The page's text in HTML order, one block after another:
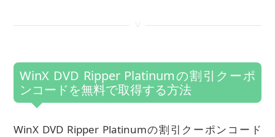
WinX DVD Ripper Platinumの割引クーポ
ンコードを無料で取得する方法
WinX DVD Ripper Platinumの割引クーポンコード